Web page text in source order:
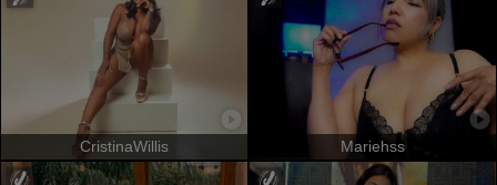
CristinaWillis Mariehss